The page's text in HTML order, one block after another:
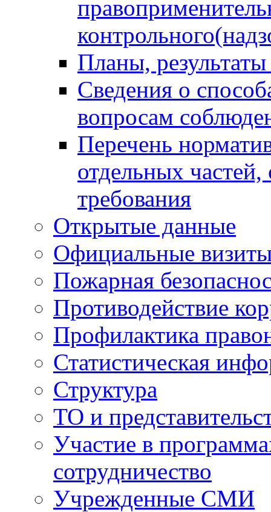
Планы,
Сведения о
вопросам
Перечень
отдельных
требования
Открытые данные
Официальные
Пожарная
Противодействие
Профилактика
Статистическая
Структура
ТО и
Участие в
сотрудничество
Учрежденные СМИ